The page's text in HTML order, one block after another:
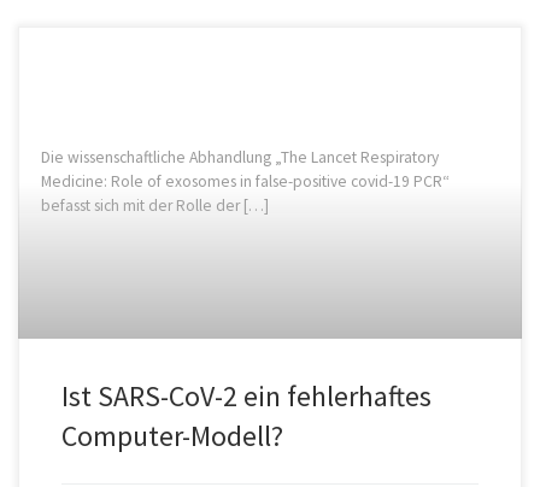
Die wissenschaftliche Abhandlung „The Lancet Respiratory
Medicine: Role of exosomes in false-positive covid-19 PCR“
befasst sich mit der Rolle der […]
Ist SARS-CoV-2 ein fehlerhaftes
Computer-Modell?